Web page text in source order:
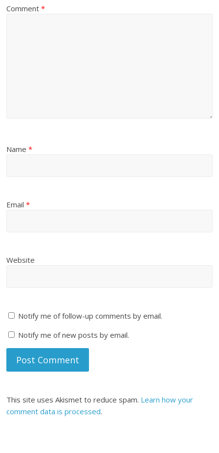
Comment*
Name*
Email*
Website
Notify me of follow-up comments by email.
Notify me of new posts by email.
This site uses Akismet to reduce spam. Learn how your
comment data is processed.